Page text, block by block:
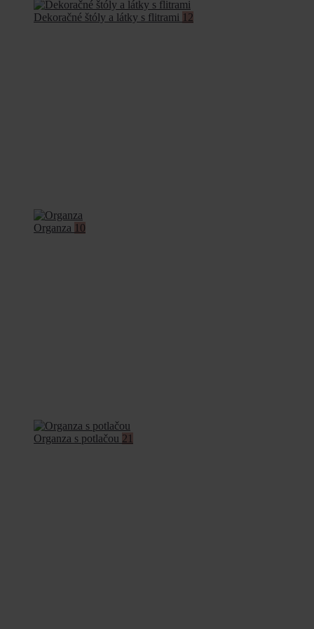
Dekoračné štóly a látky s flitrami 12
Organza 10
Organza s potlačou 21